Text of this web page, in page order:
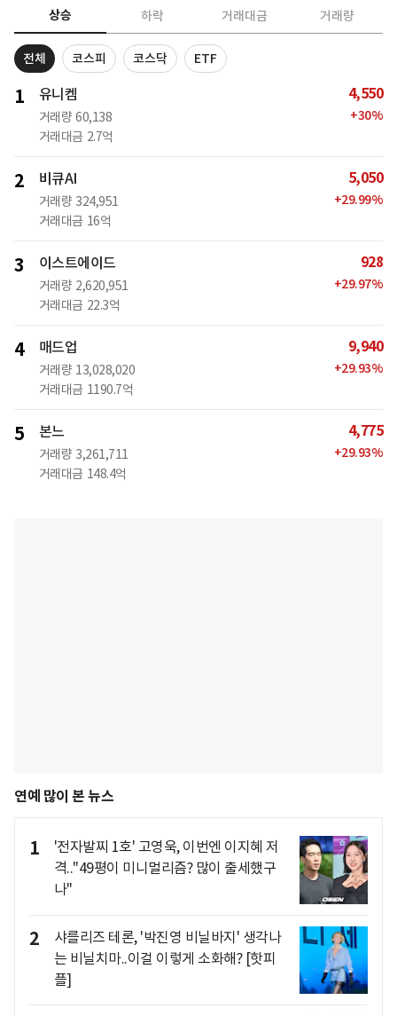
상승 하락 거래대금 거래량
전체 코스피 코스닥 ETF
1 유니켐
거래량 60,138
거래대금 2.7억
4,550
+30%
2 비큐AI
거래량 324,951
거래대금 16억
5,050
+29.99%
3 이스트에이드
거래량 2,620,951
거래대금 22.3억
928
+29.97%
4 매드업
거래량 13,028,020
거래대금 1190.7억
9,940
+29.93%
5 본느
거래량 3,261,711
거래대금 148.4억
4,775
+29.93%
연예 많이 본 뉴스
1
'전자발찌 1호' 고영욱, 이번엔 이지혜 저
격.."49평이 미니멀리즘? 많이 출세했구
나"
2
샤를리즈 테론, '박진영 비닐바지' 생각나
는 비닐치마..이걸 이렇게 소화해? [핫피
플]